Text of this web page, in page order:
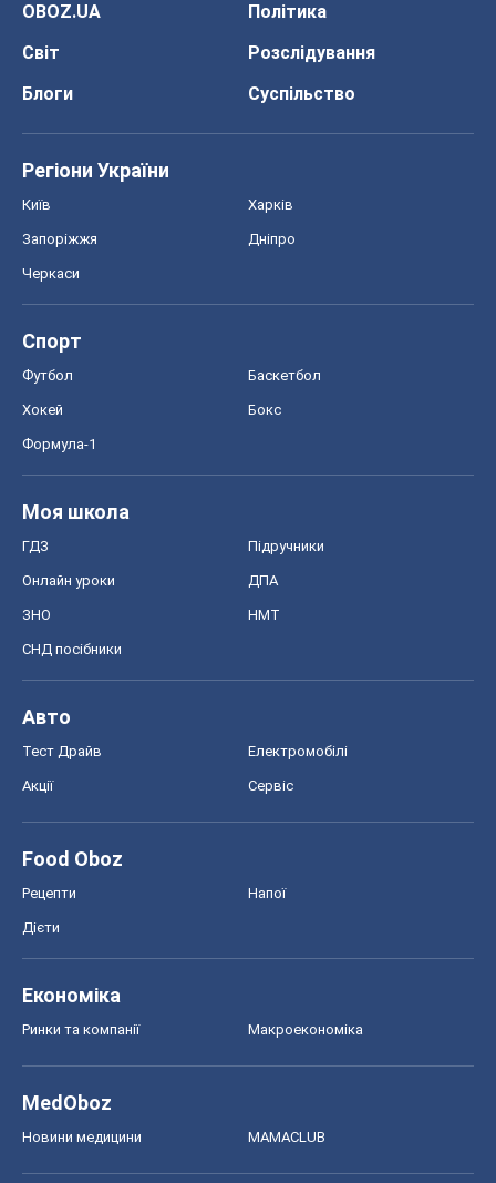
OBOZ.UA
Політика
Світ
Розслідування
Блоги
Суспільство
Регіони України
Київ Харків
Запоріжжя Дніпро
Черкаси
Спорт
Футбол Баскетбол
Хокей Бокс
Формула-1
Моя школа
ГДЗ Підручники
Онлайн уроки ДПА
ЗНО НМТ
СНД посібники
Авто
Тест Драйв Електромобілі
Акції Сервіс
Food Oboz
Рецепти Напої
Дієти
Економіка
Ринки та компанії Макроекономіка
MedOboz
Новини медицини MAMACLUB